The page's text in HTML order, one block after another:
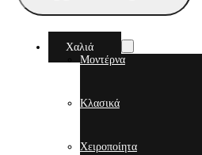
Χαλιά
Μοντέρνα
Κλασικά
Χειροποίητα